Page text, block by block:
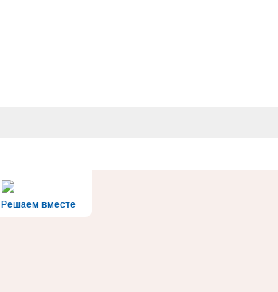
Решаем вместе